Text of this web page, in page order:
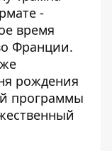
-
время
Франции.
рождения
программы